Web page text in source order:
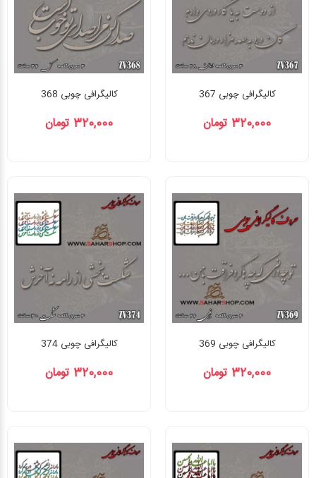
کالیگرافی چوبی 367
320,000 تومان
کالیگرافی چوبی 368
320,000 تومان
کالیگرافی چوبی 369
320,000 تومان
کالیگرافی چوبی 374
320,000 تومان